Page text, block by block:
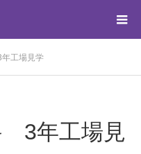
工場見学
3年工場見